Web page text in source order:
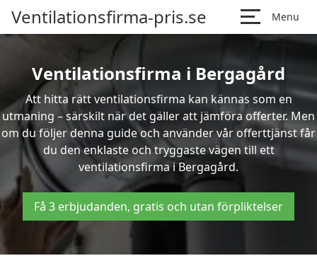
Ventilationsfirma-pris.se Menu
Ventilationsfirma i Bergagård
Att hitta rätt ventilationsfirma kan kännas som en
utmaning – särskilt när det gäller att jämföra offerter. Men
om du följer denna guide och använder vår offerttjänst får
du den enklaste och tryggaste vägen till ett
ventilationsfirma i Bergagård.
Få 3 erbjudanden, gratis och utan förpliktelser